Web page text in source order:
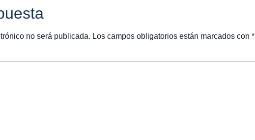
no será publicada. Los campos obligatorios están marcados con *